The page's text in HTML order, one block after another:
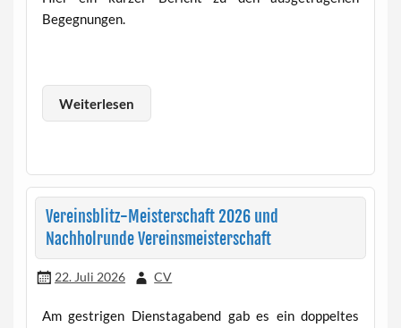
Begegnungen.
Weiterlesen
Vereinsblitz-Meisterschaft 2026 und
Nachholrunde Vereinsmeisterschaft
22. Juli 2026 CV
Am gestrigen Dienstagabend gab es ein doppeltes